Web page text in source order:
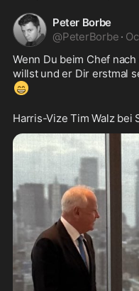
Peter Borbe
@PeterBorbe ·
Wenn Du beim Chef
willst und er Dir erstmal
😁
Harris-Vize Tim Walz bei